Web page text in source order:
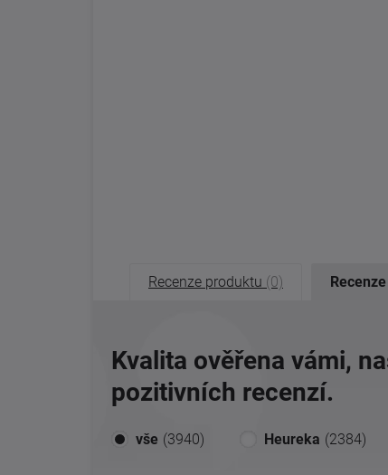
Recenze produktu (0)
Kvalita ověřena vámi,
pozitivních recenzí.
vše (3940) Heureka (2384)